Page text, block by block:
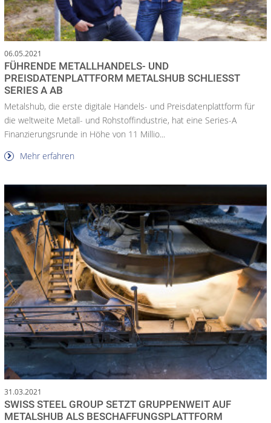
06.05.2021
FÜHRENDE METALLHANDELS- UND
PREISDATENPLATTFORM METALSHUB SCHLIESST S
ERIES A AB
Metalshub, die erste digitale Handels- und Preisdatenplattform für
die weltweite Metall- und Rohstoffindustrie, hat eine Series-A
Finanzierungsrunde in Höhe von 11 Millio...
Mehr erfahren
31.03.2021
SWISS STEEL GROUP SETZT GRUPPENWEIT AUF
METALSHUB ALS BESCHAFFUNGSPLATTFORM